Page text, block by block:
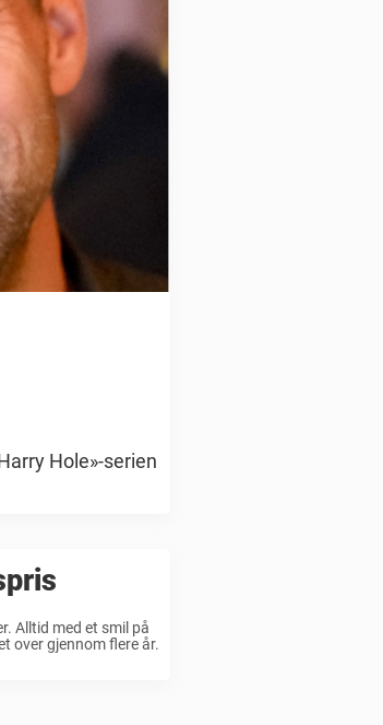
Hole»-serien
Alltid med et smil på
over gjennom flere år.